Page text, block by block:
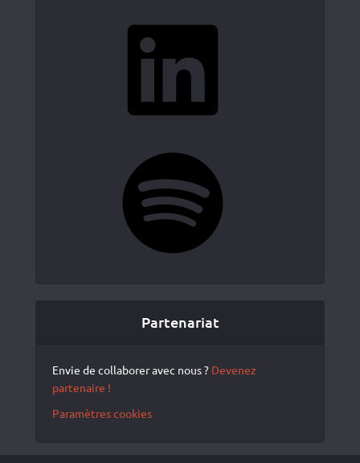
Partenariat
Envie de collaborer avec nous ? Devenez
partenaire !
Paramètres cookies